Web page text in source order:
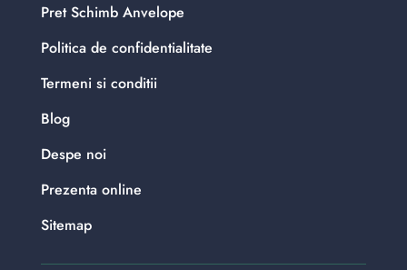
Pret Schimb Anvelope
Politica de confidentialitate
Termeni si conditii
Blog
Despe noi
Prezenta online
Sitemap